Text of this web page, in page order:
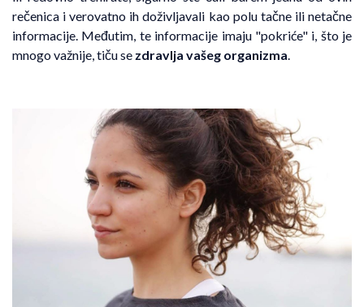
rečenica i verovatno ih doživljavali kao polu tačne ili netačne
informacije. Međutim, te informacije imaju "pokriće" i, što je
mnogo važnije, tiču se zdravlja vašeg organizma.